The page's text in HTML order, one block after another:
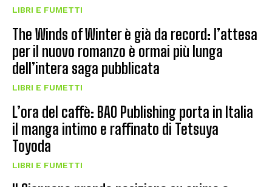
LIBRI E FUMETTI
The Winds of Winter è già da record: l’attesa
per il nuovo romanzo è ormai più lunga
dell’intera saga pubblicata
LIBRI E FUMETTI
L’ora del caffè: BAO Publishing porta in Italia
il manga intimo e raffinato di Tetsuya
Toyoda
LIBRI E FUMETTI